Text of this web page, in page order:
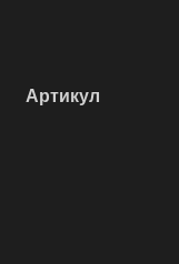
Артикул